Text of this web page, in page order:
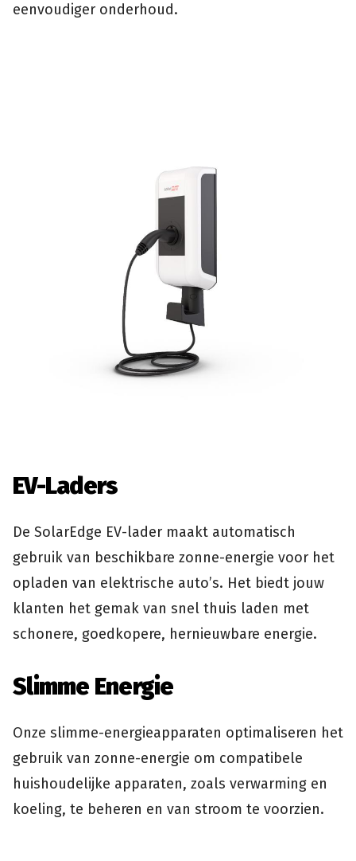
eenvoudiger onderhoud.
EV-Laders
De SolarEdge EV-lader maakt automatisch
gebruik van beschikbare zonne-energie voor het
opladen van elektrische auto’s. Het biedt jouw
klanten het gemak van snel thuis laden met
schonere, goedkopere, hernieuwbare energie.
Slimme Energie
Onze slimme-energieapparaten optimaliseren het
gebruik van zonne-energie om compatibele
huishoudelijke apparaten, zoals verwarming en
koeling, te beheren en van stroom te voorzien.